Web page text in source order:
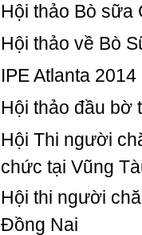
Hội thảo Bò sữa
Hội thảo về Bò
IPE Atlanta 2014
Hội thảo đầu bờ
Hội Thi người
chức tại Vũng
Hội thi người
Đồng Nai